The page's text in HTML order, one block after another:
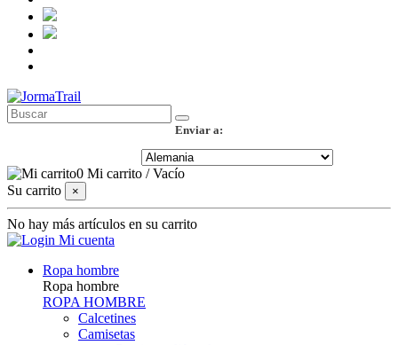
Enviar a:
0 Mi carrito /Vacío
Su carrito
×
No hay más artículos en su carrito
Mi cuenta
Ropa hombre
Ropa hombre
ROPA HOMBRE
Calcetines
Camisetas